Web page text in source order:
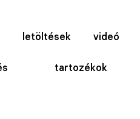
letöltések videó
tartozékok